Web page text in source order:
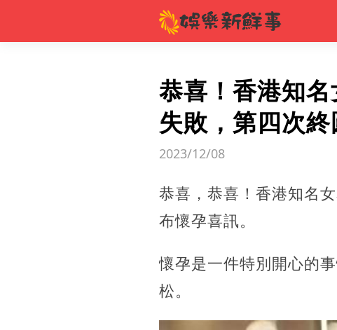
恭喜！香港知
失敗，第四次
2023/12/08
恭喜，恭喜！香港知名
布懷孕喜訊。
懷孕是一件特別開心的
松。